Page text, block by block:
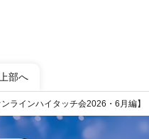
部へ
ラインハイタッチ会2026・6月編】